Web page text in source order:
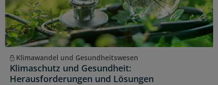
Klimawandel und Gesundheitswesen
Klimaschutz und Gesundheit:
Herausforderungen und Lösungen